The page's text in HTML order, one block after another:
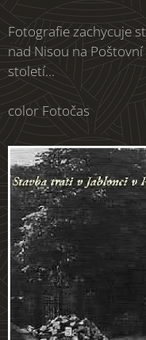
Fotografie zachycuje
nad Nisou na
století...
color Fotočas